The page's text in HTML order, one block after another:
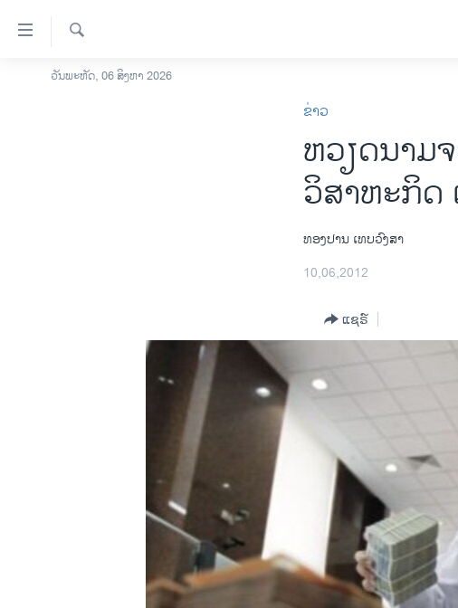
ລິ້ງ
ສຳຫລັບ
ໂຮມເພຈ
ຄົ້ນຫາ
ວັນພະຫັດ, 06 ສິງຫາ 2026
ຂ່າວ
ຫວຽດນາມ
ວິສາຫະກິດ
ທອງປານ ເທບວົງສາ
10,06,2012
ແຊຣ໌